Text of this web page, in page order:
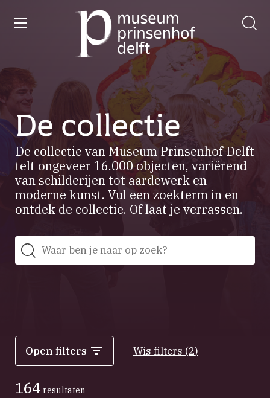
Ga
naar
homepage
De collectie
De collectie van Museum Prinsenhof Delft
telt ongeveer 16.000 objecten, variërend
van schilderijen tot aardewerk en
moderne kunst. Vul een zoekterm in en
ontdek de collectie. Of laat je verrassen.
Zoeken
Open filters Wis filters (2)
164 resultaten